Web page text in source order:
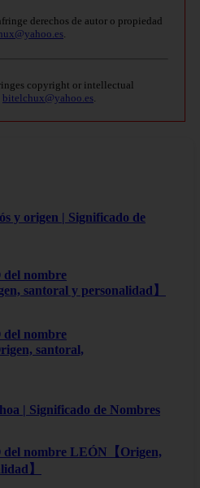
derechos de autor o propiedad
copyright or intellectual
bitelchux@yahoo.es
y origen | Significado de
nombre
santoral y personalidad】
nombre
santoral,
| Significado de Nombres
nombre LEÓN【Origen,
】